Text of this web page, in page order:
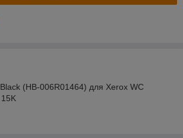
(HB-006R01464) для Xerox WC